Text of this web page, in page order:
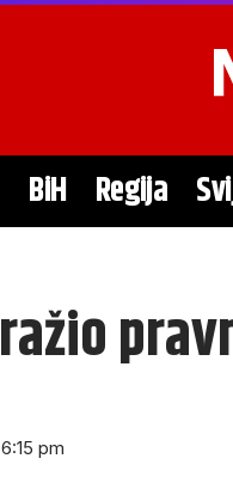
BiH Regija
pm